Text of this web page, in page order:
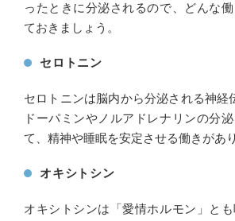
ったときに分泌されるので、どんな
ておきましょう。
セロトニン
セロトニンは脳内から分泌される神経
ドーパミンやノルアドレナリンの分
て、精神や睡眠を安定させる働きがあ
オキシトシン
オキシトシンは「愛情ホルモン」と